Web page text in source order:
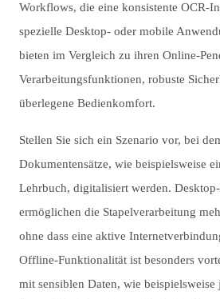
Workflows, die eine konsistente OCR-
spezielle Desktop- oder mobile
bieten im Vergleich zu ihren Online-
Verarbeitungsfunktionen, robuste
überlegene Bedienkomfort.
Stellen Sie sich ein Szenario vor, bei
Dokumentensätze, wie beispielsweise
Lehrbuch, digitalisiert werden.
ermöglichen die Stapelverarbeitung
ohne dass eine aktive
Offline-Funktionalität ist besonders
mit sensiblen Daten, wie beispielsweise